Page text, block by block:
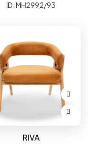
ID: MH2992/93
RIVA